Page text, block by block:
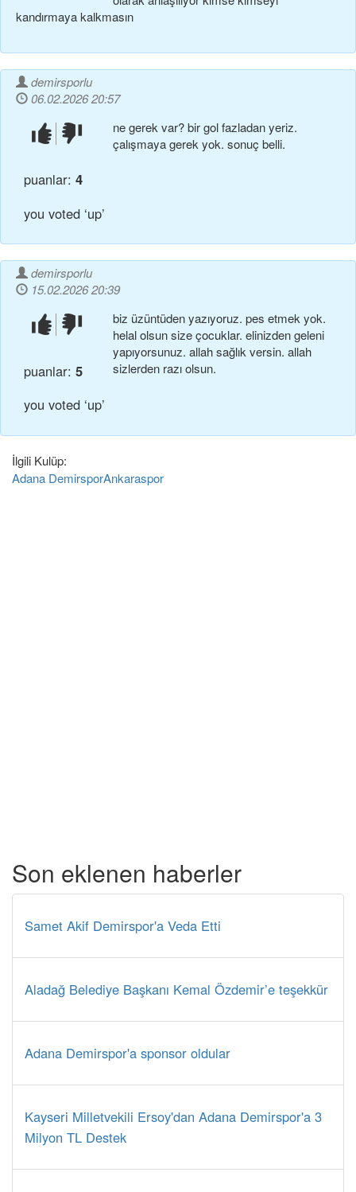
kandırmaya kalkmasın
demirsporlu
06.02.2026 20:57
beğendim!beğenmedim!
puanlar: 4
you voted ‘up’
ne gerek var? bir gol fazladan yeriz.
çalışmaya gerek yok. sonuç belli.
demirsporlu
15.02.2026 20:39
beğendim!beğenmedim!
puanlar: 5
you voted ‘up’
biz üzüntüden yazıyoruz. pes etmek yok.
helal olsun size çocuklar. elinizden geleni
yapıyorsunuz. allah sağlık versin. allah
sizlerden razı olsun.
İlgili Kulüp:
Adana DemirsporAnkaraspor
Son eklenen haberler
Samet Akif Demirspor'a Veda Etti
Aladağ Belediye Başkanı Kemal Özdemir’e teşekkür
Adana Demirspor'a sponsor oldular
Kayseri Milletvekili Ersoy'dan Adana Demirspor'a 3
Milyon TL Destek